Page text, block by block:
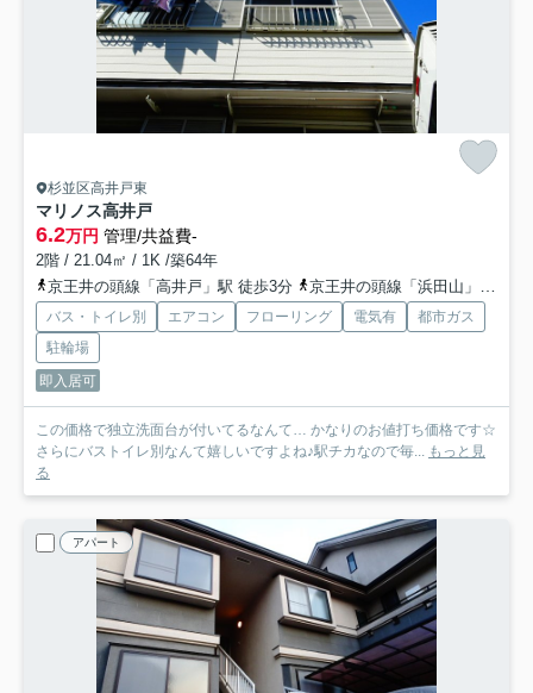
杉並区高井戸東
マリノス高井戸
6.2万円 管理/共益費-
2階 / 21.04㎡ / 1K /築64年
京王井の頭線「高井戸」駅 徒歩3分
京王井の頭線「浜田山」駅 徒歩15分
バス・トイレ別 エアコン フローリング 電気有
都市ガス
駐輪場
即入居可
この価格で独立洗面台が付いてるなんて… かなりのお値打ち価格です☆
さらにバストイレ別なんて嬉しいですよね♪駅チカなので毎...
もっと見
る
アパート